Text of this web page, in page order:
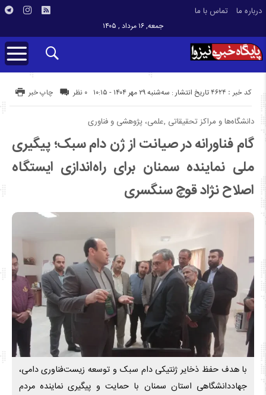
درباره ما تماس با ما
جمعه, ۱۶ مرداد , ۱۴۰۵
تاریخ انتشار : سه‌شنبه ۲۹ مهر ۱۴۰۴ - ۱۰:۱۵ کد خبر : 4624 چاپ خبر ۰ نظر
دانشگاه‌ها و مراکز تحقیقاتی ,علمی، پژوهشی و فناوری
گام فناورانه در صیانت از ژن دام سبک؛ پیگیری
ملی نماینده سمنان برای راه‌اندازی ایستگاه
اصلاح نژاد قوچ سنگسری
با هدف حفظ ذخایر ژنتیکی دام سبک و توسعه زیست‌فناوری دامی،
جهاددانشگاهی استان سمنان با حمایت و پیگیری نماینده مردم